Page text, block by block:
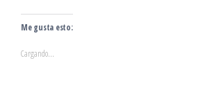
Me gusta esto:
Cargando...